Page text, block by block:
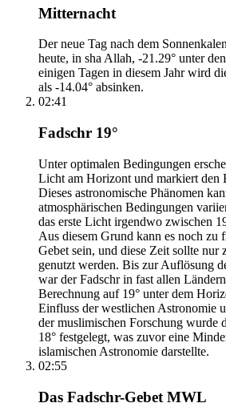
Mitternacht
Der neue Tag nach dem
heute, in sha Allah, -21.29° unter
einigen Tagen in diesem Jahr wird
als -14.04° absinken.
02:41
Fadschr 19°
Unter optimalen Bedingungen
Licht am Horizont und markiert den
Dieses astronomische Phänomen
atmosphärischen Bedingungen
das erste Licht irgendwo zwischen
Aus diesem Grund kann es noch zu
Gebet sein, und diese Zeit sollte nur
genutzt werden. Bis zur Auflösung
war der Fadschr in fast allen
Berechnung auf 19° unter dem
Einfluss der westlichen Astronomie
der muslimischen Forschung wurde
18° festgelegt, was zuvor eine
islamischen Astronomie darstellte.
02:55
Das Fadschr-Gebet MWL